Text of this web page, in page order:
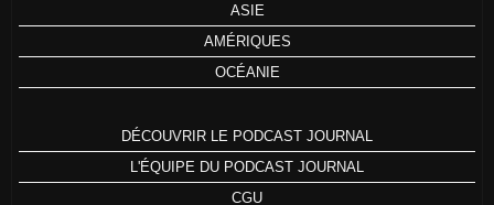
ASIE
AMÉRIQUES
OCÉANIE
DÉCOUVRIR LE PODCAST JOURNAL
L'ÉQUIPE DU PODCAST JOURNAL
CGU